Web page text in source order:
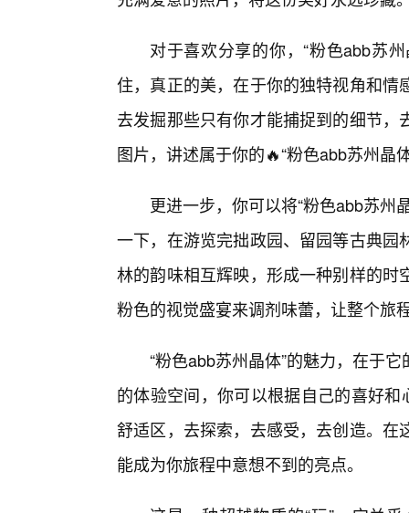
对于喜欢分享的你，“粉色abb苏
住，真正的美，在于你的独特视角和
去发掘那些只有你才能捕捉到的细节
图片，讲述属于你的🔥“粉色abb苏州晶
更进一步，你可以将“粉色abb苏州
一下，在游览完拙政园、留园等古典
林的韵味相互辉映，形成一种别样的
粉色的视觉盛宴来调剂味蕾，让整个旅
“粉色abb苏州晶体”的魅力，在于
的体验空间，你可以根据自己的喜好
舒适区，去探索，去感受，去创造。
能成为你旅程中意想不到的亮点。